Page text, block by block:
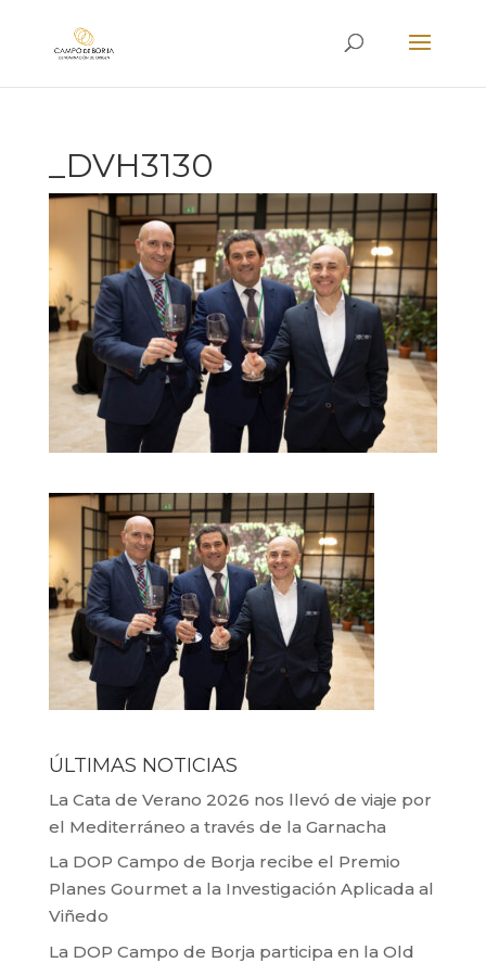
_DVH3130
ÚLTIMAS NOTICIAS
La Cata de Verano 2026 nos llevó de viaje por
el Mediterráneo a través de la Garnacha
La DOP Campo de Borja recibe el Premio
Planes Gourmet a la Investigación Aplicada al
Viñedo
La DOP Campo de Borja participa en la Old